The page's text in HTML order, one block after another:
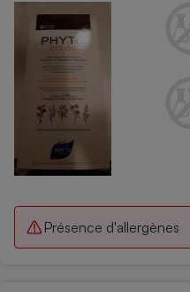
Présence d'allergènes